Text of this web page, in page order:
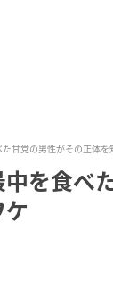
甘党の男性がその正体
を食べ